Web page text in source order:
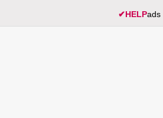
✔HELPads